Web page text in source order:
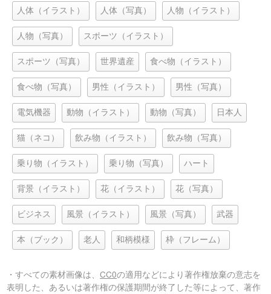
人体（イラスト） 人体（写真） 人物（イラスト）
人物（写真） スポーツ（イラスト）
スポーツ（写真） 世界遺産 食べ物（イラスト）
食べ物（写真） 男性（イラスト） 男性（写真）
電気機器 動物（イラスト） 動物（写真） 日本人
猫（ネコ） 飲み物（イラスト） 飲み物（写真）
乗り物（イラスト） 乗り物（写真） ハート
背景（イラスト） 花（イラスト） 花（写真）
ビジネス 風景（イラスト） 風景（写真） 武器
本（ブック） 老人 和柄模様 枠（フレーム）
・すべての素材画像は、CC0の適用などにより著作権放棄の意志を
表明した、あるいは著作権の保護期間が終了した等によって、著作